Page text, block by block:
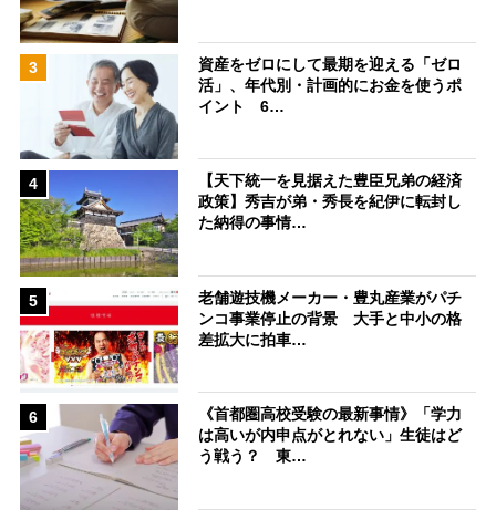
3
資産をゼロにして最期を迎える「ゼロ
活」、年代別・計画的にお金を使うポ
イント 6…
4
【天下統一を見据えた豊臣兄弟の経済
政策】秀吉が弟・秀長を紀伊に転封し
た納得の事情…
5
老舗遊技機メーカー・豊丸産業がパチ
ンコ事業停止の背景 大手と中小の格
差拡大に拍車…
6
《首都圏高校受験の最新事情》「学力
は高いが内申点がとれない」生徒はど
う戦う？ 東…